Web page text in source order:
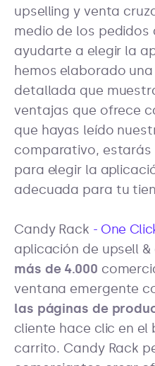
upselling y venta
medio de los pedidos
ayudarte a elegir la
hemos elaborado
detallada que
ventajas que ofrece
que hayas leído
comparativo, estarás
para elegir la
adecuada para tu
Candy Rack - One
aplicación de upsell
más de 4.000
ventana emergente
las páginas de
cliente hace clic en
carrito. Candy Rack